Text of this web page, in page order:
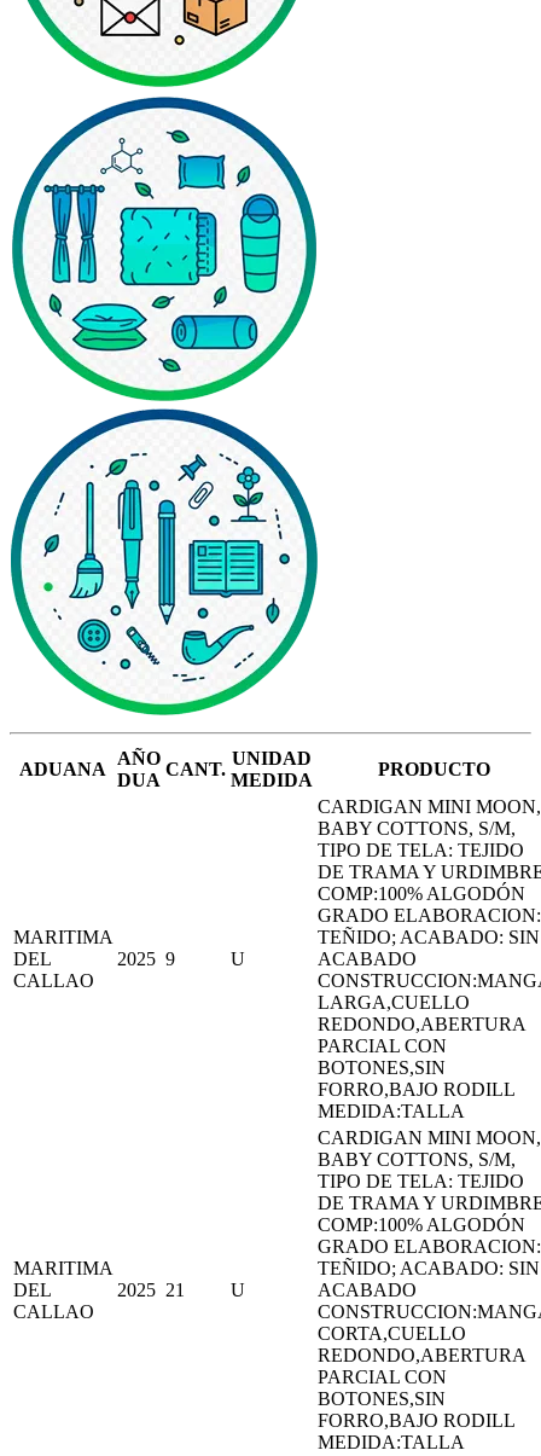
ADUANA
AÑO
DUA
CANT.
UNIDAD
MEDIDA
PRODUCTO
MARITIMA
DEL
CALLAO
2025 9 U
CARDIGAN MINI MOON,
BABY COTTONS, S/M,
TIPO DE TELA: TEJIDO
DE TRAMA Y
COMP:100% ALGODÓN
GRADO ELABORACION:
TEÑIDO; ACABADO: SIN
ACABADO
LARGA,CUELLO
REDONDO,ABERTURA
PARCIAL CON
BOTONES,SIN
FORRO,BAJO RODILL
MEDIDA:TALLA
MARITIMA
DEL
CALLAO
2025 21 U
CARDIGAN MINI MOON,
BABY COTTONS, S/M,
TIPO DE TELA: TEJIDO
DE TRAMA Y
COMP:100% ALGODÓN
GRADO ELABORACION:
TEÑIDO; ACABADO: SIN
ACABADO
CORTA,CUELLO
REDONDO,ABERTURA
PARCIAL CON
BOTONES,SIN
FORRO,BAJO RODILL
MEDIDA:TALLA